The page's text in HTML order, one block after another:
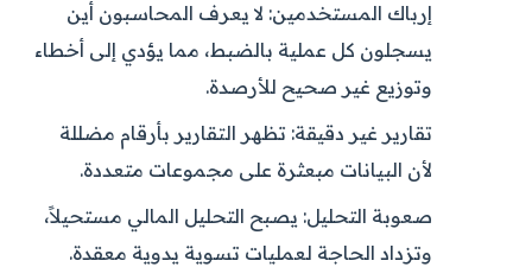
إرباك المستخدمين: لا يعرف المحاسبون أين
يسجلون كل عملية بالضبط، مما يؤدي إلى أخطاء
وتوزيع غير صحيح للأرصدة.
تقارير غير دقيقة: تظهر التقارير بأرقام مضللة
لأن البيانات مبعثرة على مجموعات متعددة.
صعوبة التحليل: يصبح التحليل المالي مستحيلاً،
وتزداد الحاجة لعمليات تسوية يدوية معقدة.